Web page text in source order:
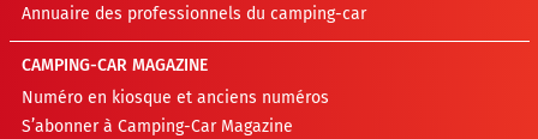
Annuaire des professionnels du camping-car
CAMPING-CAR MAGAZINE
Numéro en kiosque et anciens numéros
S’abonner à Camping-Car Magazine